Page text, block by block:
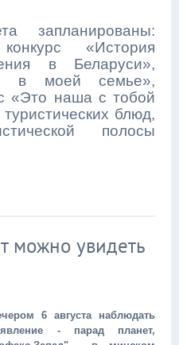
запланированы:
«История
в Беларуси»,
в моей семье»,
«Это наша с тобой
блюд,
полосы
можно увидеть
6 августа наблюдать
явление - парад планет,